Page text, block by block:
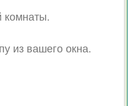
комнаты.
из вашего окна.